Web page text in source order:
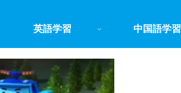
英語学習 中国語学習